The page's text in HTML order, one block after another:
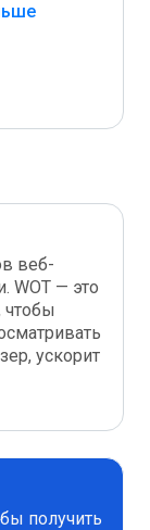
веб-
WOT — это
чтобы
ускорит
получить